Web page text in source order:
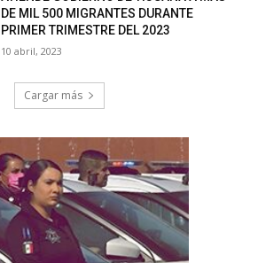
DE MIL 500 MIGRANTES DURANTE
PRIMER TRIMESTRE DEL 2023
10 abril, 2023
Cargar más